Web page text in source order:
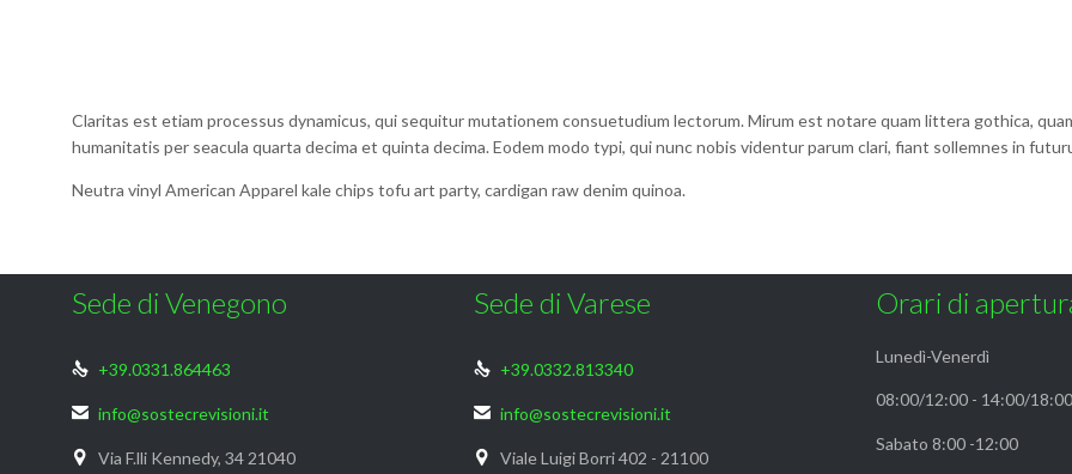
Claritas est etiam processus dynamicus, qui sequitur mutationem consuetudium lectorum. Mirum est notare quam littera gothica,
humanitatis per seacula quarta decima et quinta decima. Eodem modo typi, qui nunc nobis videntur parum clari, fiant sollemnes in
Neutra vinyl American Apparel kale chips tofu art party, cardigan raw denim quinoa.
Sede di Venegono
 +39.0331.864463
 info@sostecrevisioni.it

Via F.lli Kennedy, 34 21040
Sede di Varese
 +39.0332.813340
 info@sostecrevisioni.it

Viale Luigi Borri 402 - 21100
Orari di
Lunedì-Venerdì
08:00/12:00 - 14:00/18:00
Sabato 8:00 -12:00